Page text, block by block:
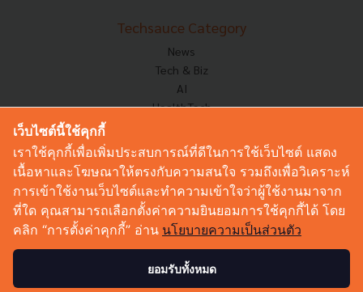
Techsauce Category
News
Tech & Biz
AI
HealthTech
Corp Innov
Saucy Thoughts
Sustainable
Videos
Podcast
เว็บไซต์นี้ใช้คุกกี้
เราใช้คุกกี้เพื่อเพิ่มประสบการณ์ที่ดีในการใช้เว็บไซต์ แสดง
เนื้อหาและโฆษณาให้ตรงกับความสนใจ รวมถึงเพื่อวิเคราะห์
การเข้าใช้งานเว็บไซต์และทำความเข้าใจว่าผู้ใช้งานมาจาก
ที่ใด คุณสามารถเลือกตั้งค่าความยินยอมการใช้คุกกี้ได้ โดย
คลิก “การตั้งค่าคุกกี้” อ่าน นโยบายความเป็นส่วนตัว
ยอมรับทั้งหมด